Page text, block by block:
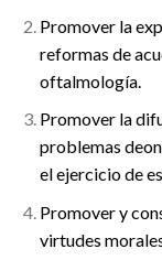
Promover la
reformas de
oftalmología.
Promover la
problemas
el ejercicio de
Promover y
virtudes